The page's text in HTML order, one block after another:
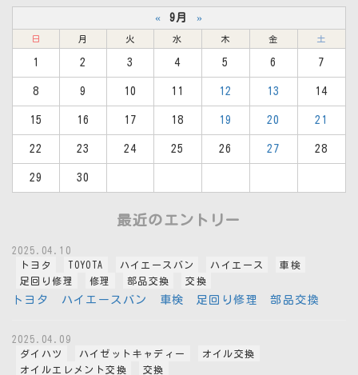
« 9月 »
日 月 火 水 木 金 土
1 2 3 4 5 6 7
8 9 10 11 12 13 14
15 16 17 18 19 20 21
22 23 24 25 26 27 28
29 30
最近のエントリー
2025.04.10
トヨタ
TOYOTA ハイエースバン ハイエース
車検
足回り修理
修理 部品交換 交換
トヨタ ハイエースバン 車検 足回り修理 部品交換
2025.04.09
ダイハツ
ハイゼットキャディー
オイル交換
オイルエレメント交換
交換